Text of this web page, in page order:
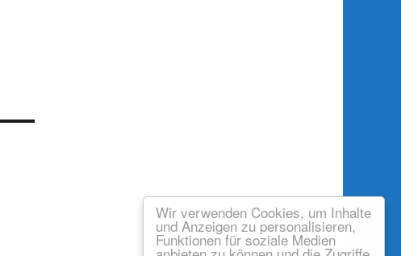
Wir verwenden Cookies, um Inhalte
und Anzeigen zu personalisieren,
Funktionen für soziale Medien